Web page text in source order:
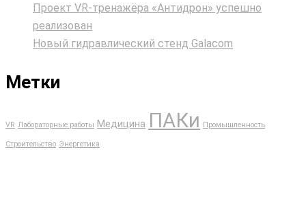
Проект VR‑тренажёра «Антидрон» успешно
реализован
Новый гидравлический стенд Galacom
Метки
VR Лабораторные работы Медицина ПАКи Промышленность
Строительство Энергетика